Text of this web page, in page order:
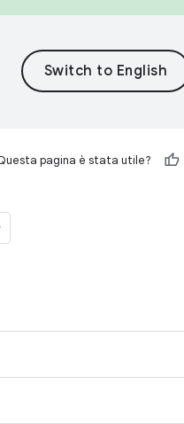
pagina è stata utile?